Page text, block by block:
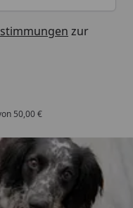
zur
50,00 €